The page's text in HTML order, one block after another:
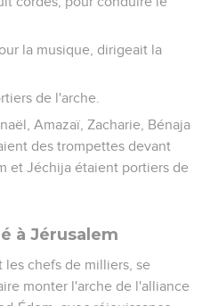
la musique, dirigeait la
de l'arche.
Amazaï, Zacharie, Bénaja
des trompettes devant
et Jéchija étaient portiers de
à Jérusalem
les chefs de milliers, se
monter l'arche de l'alliance